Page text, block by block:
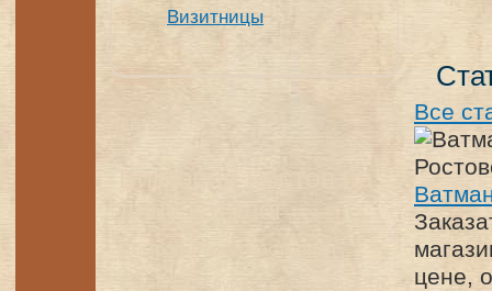
Визитницы
Виктория Ростов на
дону каталог
Демо система настенная
Все
цене,